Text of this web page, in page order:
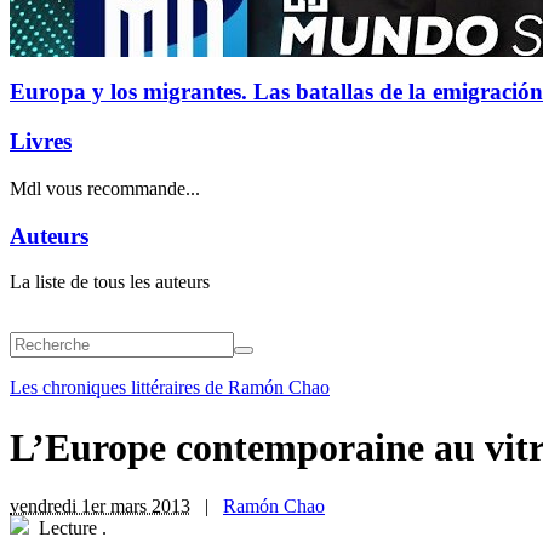
Europa y los migrantes. Las batallas de la emigración
Livres
Mdl vous recommande...
Auteurs
La liste de tous les auteurs
Les chroniques littéraires de Ramón Chao
L’Europe contemporaine au
vendredi 1er mars 2013 | Ramón Chao
Lecture .